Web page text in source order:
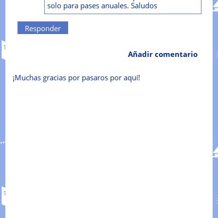
solo para pases anuales. Saludos
Responder
Añadir comentario
¡Muchas gracias por pasaros por aquí!